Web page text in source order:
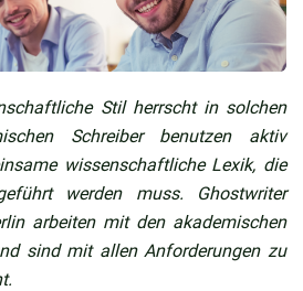
Stil herrscht in solchen
Schreiber benutzen aktiv
wissenschaftliche Lexik, die
werden muss. Ghostwriter
arbeiten mit den akademischen
sind mit allen Anforderungen zu